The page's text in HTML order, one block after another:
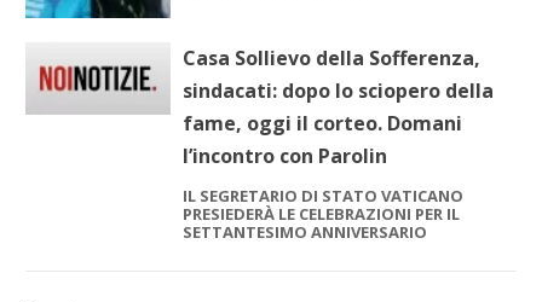
Casa Sollievo della Sofferenza,
sindacati: dopo lo sciopero della
fame, oggi il corteo. Domani
l’incontro con Parolin
IL SEGRETARIO DI STATO VATICANO
PRESIEDERÀ LE CELEBRAZIONI PER IL
SETTANTESIMO ANNIVERSARIO